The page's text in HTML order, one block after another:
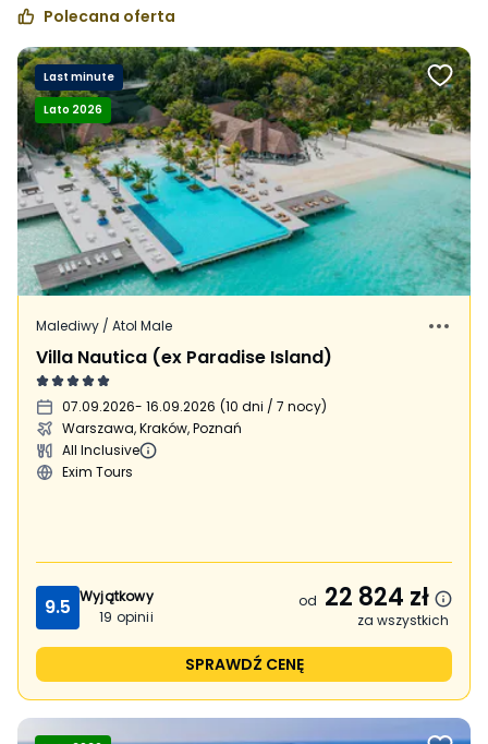
Polecana oferta
Last minute
Lato 2026
Malediwy / Atol Male
Villa Nautica (ex Paradise Island)
07.09.2026- 16.09.2026 (10 dni / 7 nocy)
Warszawa, Kraków, Poznań
All Inclusive
Exim Tours
9.5 Wyjątkowy
19 opinii
od 22 824 zł
za wszystkich
SPRAWDŹ CENĘ